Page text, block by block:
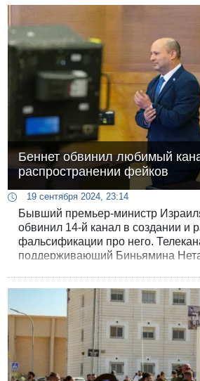
Беннет обвинил любимый
распространении фейков
19 сентября 2024, 23:14
Бывший премьер-министр
обвинил 14-й канал в создании и
фальсификации про него.
поддерживающий Биньямина